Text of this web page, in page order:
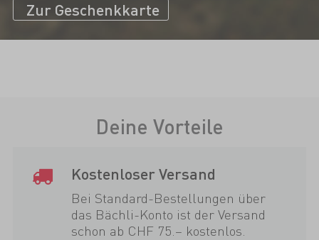
Zur Geschenkkarte
Deine Vorteile
Kostenloser Versand
Bei Standard-Bestellungen über
das Bächli-Konto ist der Versand
schon ab CHF 75.– kostenlos.